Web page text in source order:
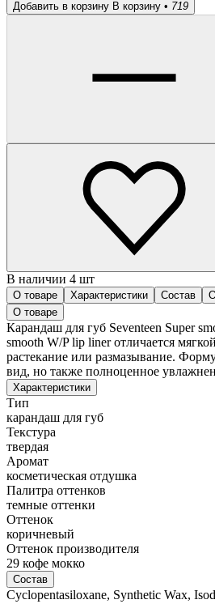
Добавить в корзину В корзину • 719
В наличии 4 шт
О товаре Характеристики Состав
О товаре
Карандаш для губ Seventeen Super
smooth W/P lip liner отличается
растекание или размазывание.
вид, но также полноценное
Характеристики
Тип
карандаш для губ
Текстура
твердая
Аромат
косметическая отдушка
Палитра оттенков
темные оттенки
Оттенок
коричневый
Оттенок производителя
29 кофе мокко
Состав
Cyclopentasiloxane, Synthetic Wax,